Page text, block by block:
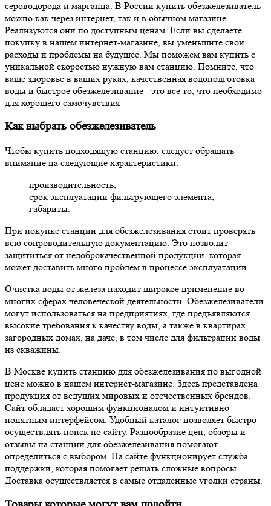
сероводорода и марганца. В России купить обезжелезиватель
можно как через интернет, так и в обычном магазине.
Реализуются они по доступным ценам. Если вы сделаете
покупку в нашем интернет-магазине, вы уменьшите свои
расходы и проблемы на будущее. Мы поможем вам купить с
уникальной скоростью нужную вам станцию. Помните, что
ваше здоровье в ваших руках, качественная водоподготовка
воды и быстрое обезжелезивание - это все то, что необходимо
для хорошего самочувствия
Как выбрать обезжелезиватель
Чтобы купить подходящую станцию, следует обращать
внимание на следующие характеристики:
производительность;
срок эксплуатации фильтрующего элемента;
габариты.
При покупке станции для обезжелезивания стоит проверять
всю сопроводительную документацию. Это позволит
защититься от недоброкачественной продукции, которая
может доставить много проблем в процессе эксплуатации.
Очистка воды от железа находит широкое применение во
многих сферах человеческой деятельности. Обезжелезиватели
могут использоваться на предприятиях, где предъявляются
высокие требования к качеству воды, а также в квартирах,
загородных домах, на даче, в том числе для фильтрации воды
из скважины.
В Москве купить станцию для обезжелезивания по выгодной
цене можно в нашем интернет-магазине. Здесь представлена ​​
продукция от ведущих мировых и отечественных брендов.
Сайт обладает хорошим функционалом и интуитивно
понятным интерфейсом. Удобный каталог позволяет быстро
осуществлять поиск по сайту. Разнообразие цен, обзоры и
отзывы на станции для обезжелезивания помогают
определиться с выбором. На сайте функционирует служба
поддержки, которая помогает решать сложные вопросы.
Доставка осуществляется в самые отдаленные уголки страны.